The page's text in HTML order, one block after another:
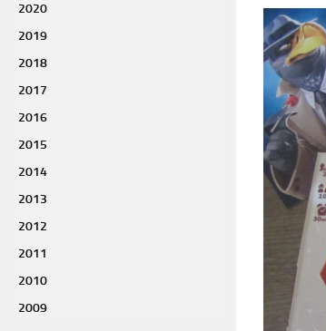
2020
2019
2018
2017
2016
2015
2014
2013
2012
2011
2010
2009